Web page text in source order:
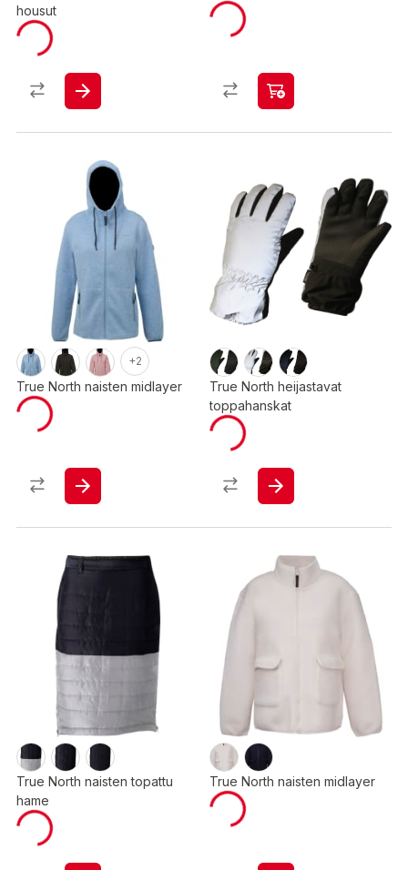
housut
+2
True North naisten midlayer
True North heijastavat
toppahanskat
True North naisten topattu
hame
True North naisten midlayer